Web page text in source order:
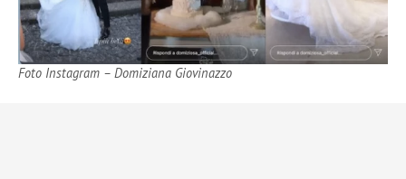
Foto Instagram – Domiziana Giovinazzo